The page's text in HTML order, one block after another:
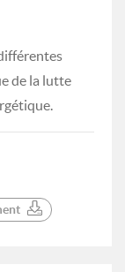
de la lutte